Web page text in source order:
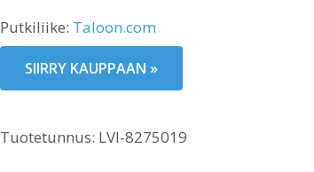
Putkiliike: Taloon.com
SIIRRY KAUPPAAN »
Tuotetunnus: LVI-8275019